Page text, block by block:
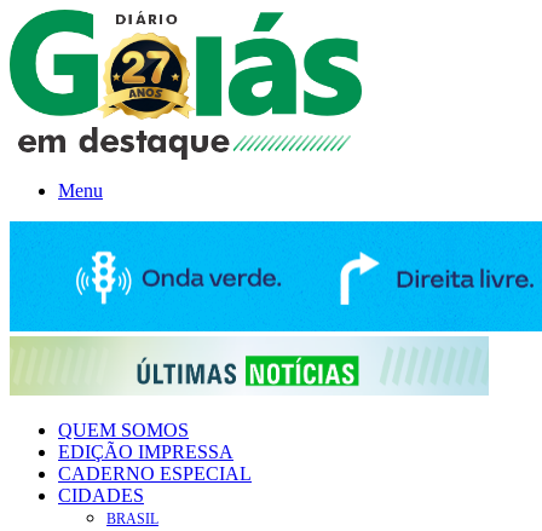
Menu
QUEM SOMOS
EDIÇÃO IMPRESSA
CADERNO ESPECIAL
CIDADES
BRASIL